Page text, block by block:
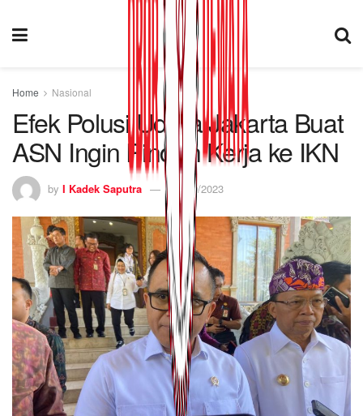
Home Nasional
Efek Polusi Udara Jakarta Buat
ASN Ingin Pindah Kerja ke IKN
by I Kadek Saputra 05/09/2023